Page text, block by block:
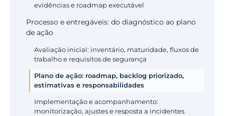
evidências e roadmap executável
Processo e entregáveis: do diagnóstico ao plano
de ação
Avaliação inicial: inventário, maturidade, fluxos de
trabalho e requisitos de segurança
Plano de ação: roadmap, backlog priorizado,
estimativas e responsabilidades
Implementação e acompanhamento:
monitorização, ajustes e resposta a incidentes